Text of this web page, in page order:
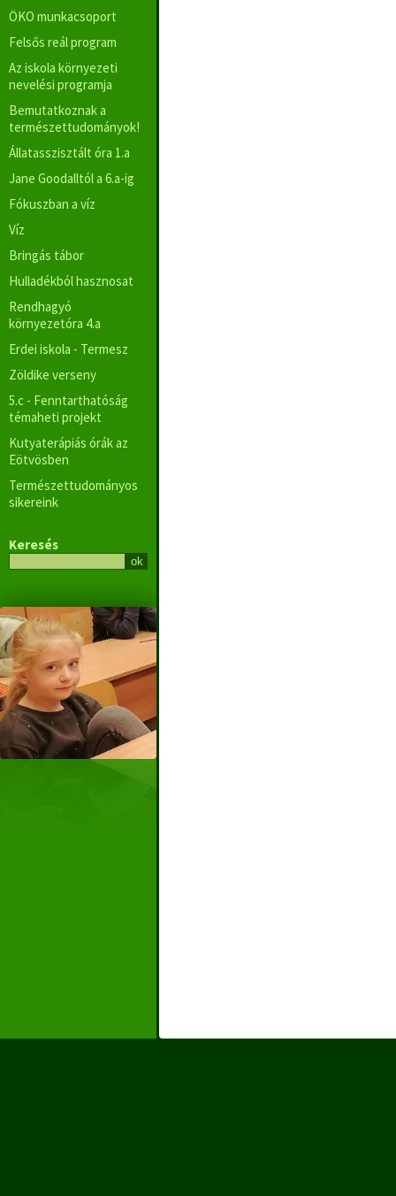
ÖKO munkacsoport
Felsős reál program
Az iskola környezeti
nevelési programja
Bemutatkoznak a
természettudományok!
Állatasszisztált óra 1.a
Jane Goodalltól a 6.a-ig
Fókuszban a víz
Víz
Bringás tábor
Hulladékból hasznosat
Rendhagyó
környezetóra 4.a
Erdei iskola - Termesz
Zöldike verseny
5.c - Fenntarthatóság
témaheti projekt
Kutyaterápiás órák az
Eötvösben
Természettudományos
sikereink
Keresés